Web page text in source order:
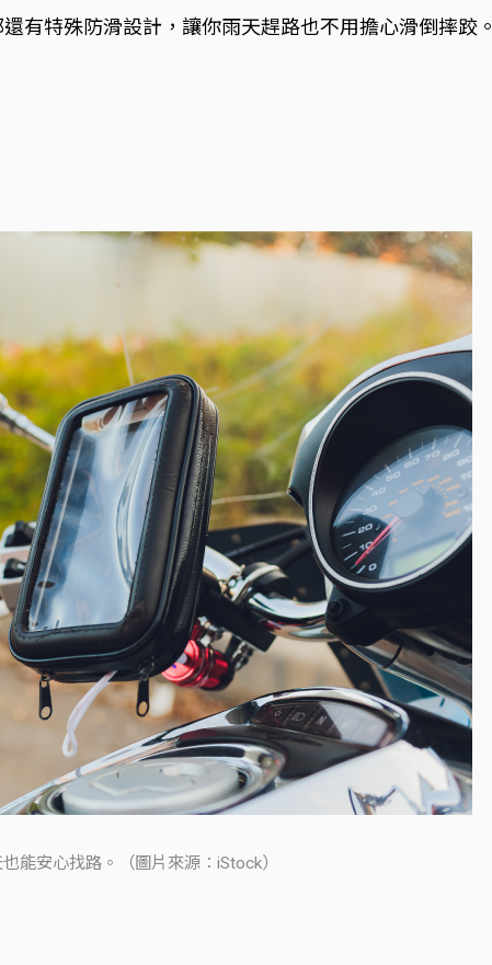
有特殊防滑設計，讓你雨天趕路也不用擔心滑倒摔跤。
能安心找路。（圖片來源：iStock）